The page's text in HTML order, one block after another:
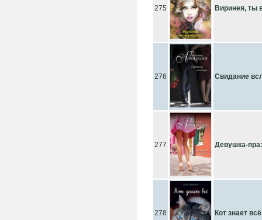
275 Виринея, ты
276 Свидание
277 Девушка-
278 Кот знает всё